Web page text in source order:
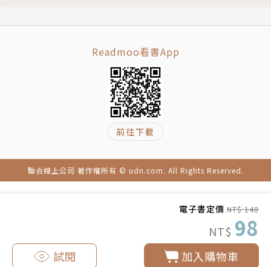
電子書定價 NT$ 140
NT$ 98
加入購物車
試閱
Readmoo看書App
前往下載
聯合線上公司 著作權所有 © udn.com. All Rights Reserved.